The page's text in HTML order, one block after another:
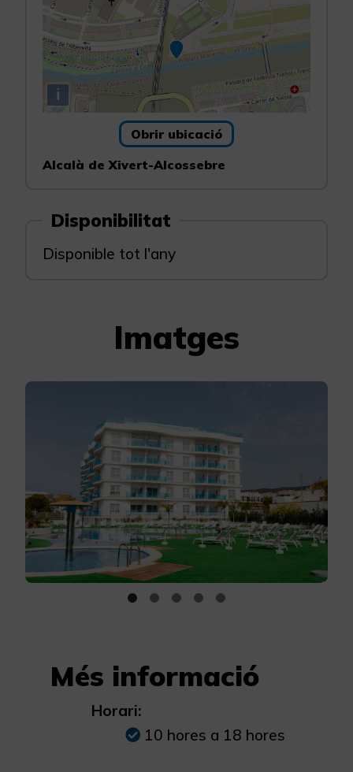
i
Obrir ubicació
Alcalà de Xivert-Alcossebre
Disponibilitat
Disponible tot l'any
Imatges
Més informació
Horari:
10 hores a 18 hores